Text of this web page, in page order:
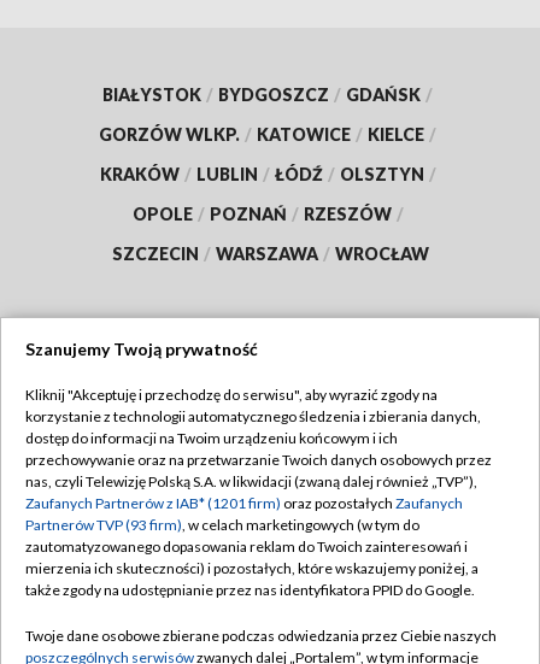
BIAŁYSTOK / BYDGOSZCZ / GDAŃSK /
GORZÓW WLKP. / KATOWICE / KIELCE /
KRAKÓW / LUBLIN / ŁÓDŹ / OLSZTYN /
OPOLE / POZNAŃ / RZESZÓW /
SZCZECIN / WARSZAWA / WROCŁAW
TVP
Abonament TVP
Emisja w TVP
Centrum informacji TVP
Naziemna Telewizja Cyfrowa
Rada Programowa
Regulamin TVP
Polityka prywatności
Moje zgody
Pomoc
Szanujemy Twoją prywatność
Kliknij "Akceptuję i przechodzę do serwisu", aby wyrazić zgody na
korzystanie z technologii automatycznego śledzenia i zbierania danych,
dostęp do informacji na Twoim urządzeniu końcowym i ich
przechowywanie oraz na przetwarzanie Twoich danych osobowych przez
nas, czyli Telewizję Polską S.A. w likwidacji (zwaną dalej również „TVP”),
Zaufanych Partnerów z IAB* (1201 firm) oraz pozostałych Zaufanych
Partnerów TVP (93 firm), w celach marketingowych (w tym do
zautomatyzowanego dopasowania reklam do Twoich zainteresowań i
mierzenia ich skuteczności) i pozostałych, które wskazujemy poniżej, a
także zgody na udostępnianie przez nas identyfikatora PPID do Google.
Twoje dane osobowe zbierane podczas odwiedzania przez Ciebie naszych
poszczególnych serwisówzwanych dalej „Portalem”, w tym informacje